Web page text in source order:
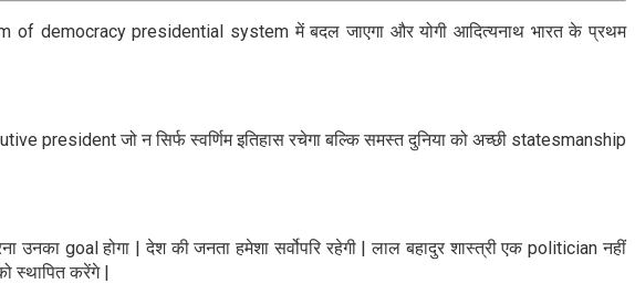
of democracy presidential system में बदल जाएगा और योगी आदित्यनाथ भारत के प्रथम
president जो न सिर्फ स्वर्णिम इतिहास रचेगा बल्कि समस्त दुनिया को अच्छी statesmanship
goal होगा | देश की जनता हमेशा सर्वोपरि रहेगी | लाल बहादुर शास्त्री एक politician नहीं
स्थापित करेंगे |